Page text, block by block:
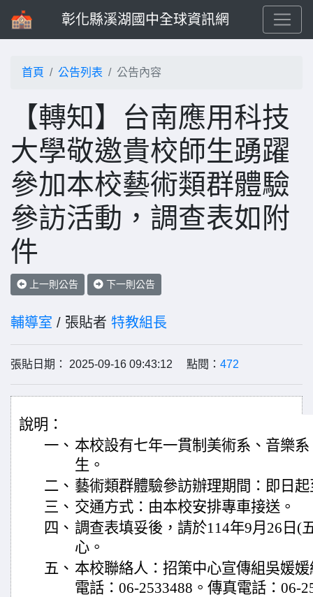
彰化縣溪湖國中全球資訊網
首頁 公告列表 公告內容
【轉知】台南應用科技
大學敬邀貴校師生踴躍
參加本校藝術類群體驗
參訪活動，調查表如附
件
上一則公告 下一則公告
輔導室 / 張貼者 特教組長
張貼日期： 2025-09-16 09:43:12 點閱： 472
說明：
一、 本校設有七年一貫制美術系、音樂
生。
二、 藝術類群體驗參訪辦理期間：即日
三、 交通方式：由本校安排專車接送。
四、 調查表填妥後，請於114年9月26日(
心。
五、 本校聯絡人：招策中心宣傳組吳媛
電話：06-2533488。傳真電話：06-